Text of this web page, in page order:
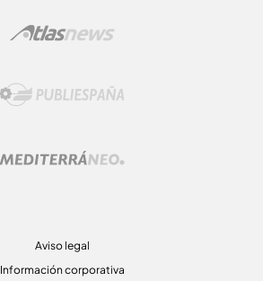
Aviso legal
Información corporativa